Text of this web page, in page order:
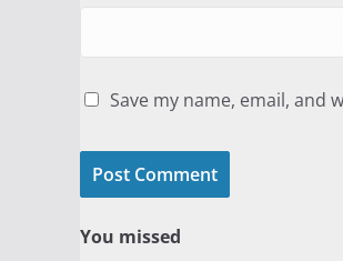
Save my name, email, and
You missed